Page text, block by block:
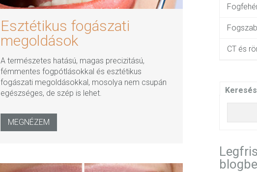
Esztétikus fogászati
megoldások
A természetes hatású, magas precizitású,
fémmentes fogpótlásokkal és esztétikus
fogászati megoldásokkal, mosolya nem csupán
egészséges, de szép is lehet.
MEGNÉZEM
CT és
Keresés